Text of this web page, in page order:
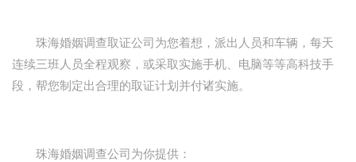
珠海婚姻调查取证公司为您着想，派出人员和车辆，每天
连续三班人员全程观察，或采取实施手机、电脑等等高科技手
段，帮您制定出合理的取证计划并付诸实施。
珠海婚姻调查公司为你提供：